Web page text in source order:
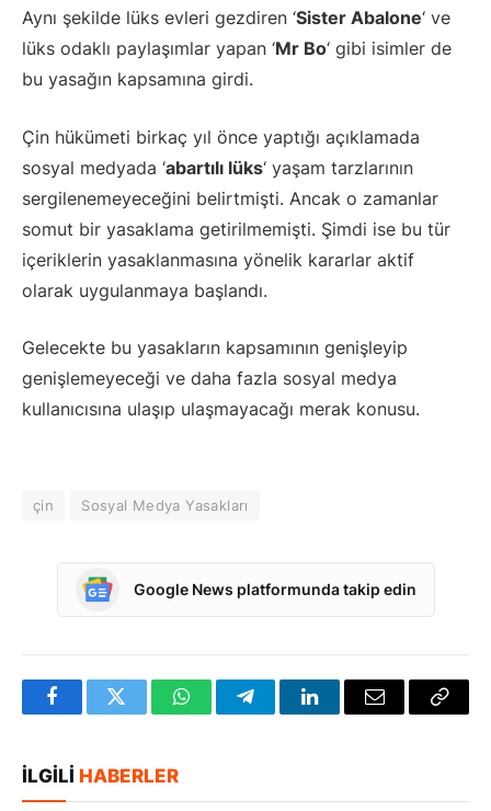
Aynı şekilde lüks evleri gezdiren ‘Sister Abalone‘ ve
lüks odaklı paylaşımlar yapan ‘Mr Bo‘ gibi isimler de
bu yasağın kapsamına girdi.
Çin hükümeti birkaç yıl önce yaptığı açıklamada
sosyal medyada ‘abartılı lüks‘ yaşam tarzlarının
sergilenemeyeceğini belirtmişti. Ancak o zamanlar
somut bir yasaklama getirilmemişti. Şimdi ise bu tür
içeriklerin yasaklanmasına yönelik kararlar aktif
olarak uygulanmaya başlandı.
Gelecekte bu yasakların kapsamının genişleyip
genişlemeyeceği ve daha fazla sosyal medya
kullanıcısına ulaşıp ulaşmayacağı merak konusu.
çin Sosyal Medya Yasakları
Google News platformunda takip edin
FacebookTwitter WhatsAppTelegramLinkedInE-
İLGILI HABERLER